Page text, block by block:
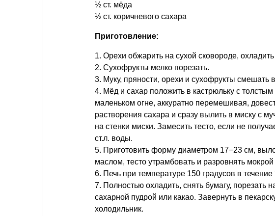
½ ст. мёда
½ ст. коричневого сахара
Приготовление:
1. Орехи обжарить на сухой сковороде,
2. Сухофрукты мелко порезать.
3. Муку, пряности, орехи и сухофрукты смешать
4. Мёд и сахар положить в кастрюльку с
маленьком огне, аккуратно перемешивая,
растворения сахара и сразу вылить в миску с
на стенки миски. Замесить тесто, если не
ст.л. воды.
5. Приготовить форму диаметром 17−23 см,
маслом, тесто утрамбовать и разровнять мокрой
6. Печь при температуре 150 градусов в
7. Полностью охладить, снять бумагу, порезать
сахарной пудрой или какао. Завернуть в
холодильник.